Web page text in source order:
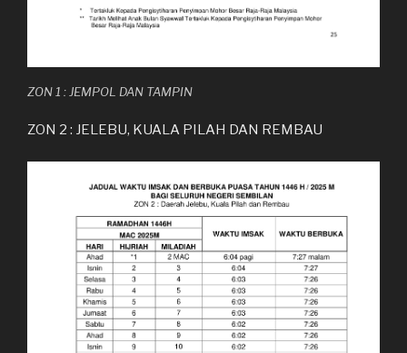
ZON 1 : JEMPOL DAN TAMPIN
ZON 2 : JELEBU, KUALA PILAH DAN REMBAU